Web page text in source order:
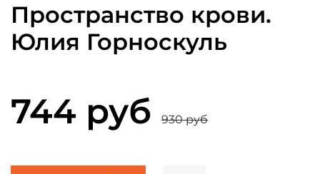
Пространство крови.
Юлия Горноскуль
744 руб 930 руб